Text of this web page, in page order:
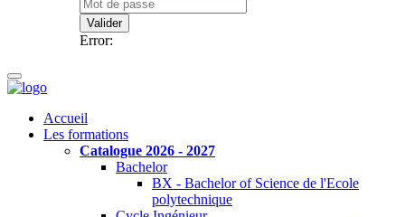
Valider
Error:
Accueil
Les formations
Catalogue 2026 - 2027
Bachelor
BX - Bachelor of Science de l'Ecole
polytechnique